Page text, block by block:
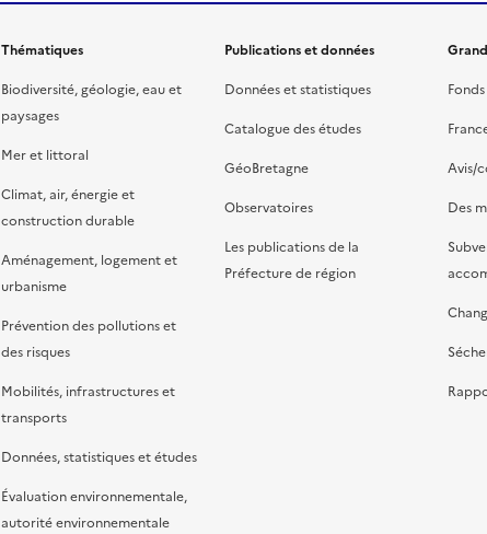
Thématiques
Biodiversité, géologie, eau et
paysages
Mer et littoral
Climat, air, énergie et
construction durable
Aménagement, logement et
urbanisme
Prévention des pollutions et
des risques
Mobilités, infrastructures et
transports
Données, statistiques et études
Évaluation environnementale,
autorité environnementale
Publications et données
Données et statistiques
Catalogue des études
GéoBretagne
Observatoires
Les publications de la
Préfecture de région
Avis/
Des